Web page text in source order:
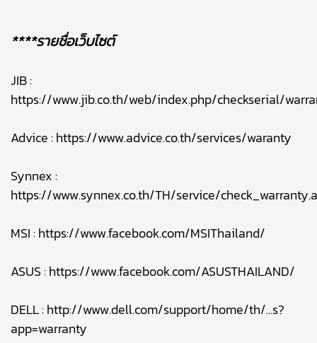
****รายชื่อเว็บไซต์
JIB :
https://www.jib.co.th/web/index.php/checkserial/
Advice :https://www.advice.co.th/services/waranty
Synnex :
https://www.synnex.co.th/TH/service/
MSI :https://www.facebook.com/MSIThailand/
ASUS :https://www.facebook.com/ASUSTHAILAND/
DELL :http://www.dell.com/support/home/th/...s?
app=warranty